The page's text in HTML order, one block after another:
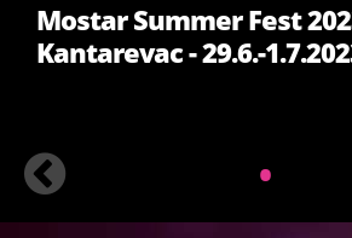
•
Mostar Summer Fest
Kantarevac - 29.6.-